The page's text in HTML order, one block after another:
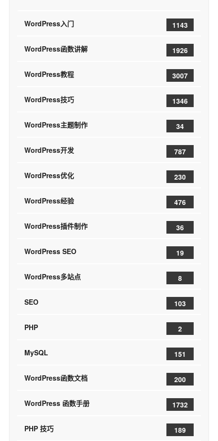
WordPress入门 1143
WordPress函数讲解 1926
WordPress教程 3007
WordPress技巧 1346
WordPress主题制作 34
WordPress开发 787
WordPress优化 230
WordPress经验 476
WordPress插件制作 36
WordPress SEO 19
WordPress多站点 8
SEO 103
PHP 2
MySQL 151
WordPress函数文档 200
WordPress 函数手册 1732
PHP 技巧 189